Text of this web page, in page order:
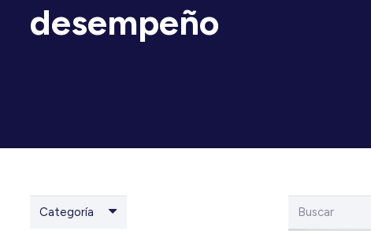
desempeño
Categoría